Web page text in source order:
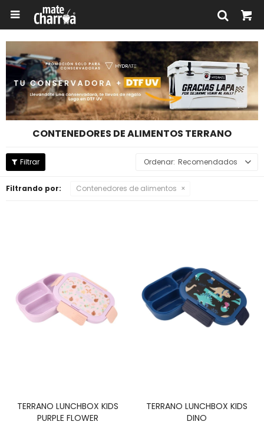

CONTENEDORES DE ALIMENTOS TERRANO
Recomendados
Filtrando por: Contenedores de alimentos
TERRANO LUNCHBOX KIDS
PURPLE FLOWER
TERRANO LUNCHBOX KIDS
DINO